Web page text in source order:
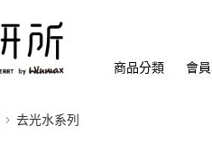
商品分類 會
去光水系列